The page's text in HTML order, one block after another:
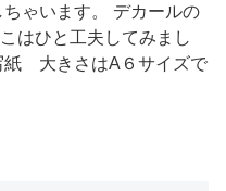
ゃいます。 デカールの
はひと工夫してみまし
紙 大きさはA６サイズで